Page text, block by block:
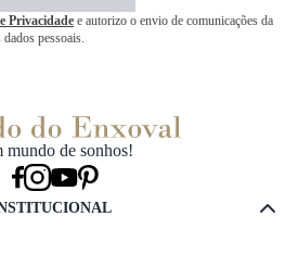
Privacidade e autorizo o envio de comunicações da
pessoais.
mundo de sonhos!